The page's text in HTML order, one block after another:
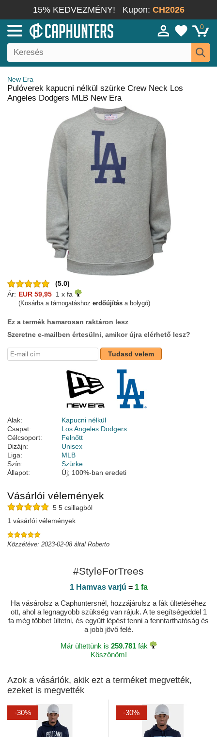
15% KEDVEZMÉNY! Kupon: CH2026
0
New Era
Pulóverek kapucni nélkül szürke Crew Neck Los
Angeles Dodgers MLB New Era
(5.0)
Ár: EUR 59,95 1 x fa
(Kosárba a támogatáshoz erdőújítás a bolygó)
Ez a termék hamarosan raktáron lesz
Szeretne e-mailben értesülni, amikor újra elérhető lesz?
Tudasd velem
Alak:
Kapucni nélkül
Csapat:
Los Angeles Dodgers
Célcsoport:
Felnőtt
Dizájn:
Unisex
Liga:
MLB
Szín:
Szürke
Állapot:
Új; 100%-ban eredeti
Vásárlói vélemények
5 5 csillagból
1 vásárlói vélemények
Közzétéve: 2023-02-08 által Roberto
#StyleForTrees
1 Hamvas varjú = 1 fa
Ha vásárolsz a Caphuntersnél, hozzájárulsz a fák ültetéséhez
ott, ahol a legnagyobb szükség van rájuk. A te segítségeddel 1
fa még többet ültetni, és együtt lépést tenni a fenntarthatóság és
a jobb jövő felé.
Már ültettünk is 259.781fák
Köszönöm!
Azok a vásárlók, akik ezt a terméket megvették,
ezeket is megvették
-30% -30%